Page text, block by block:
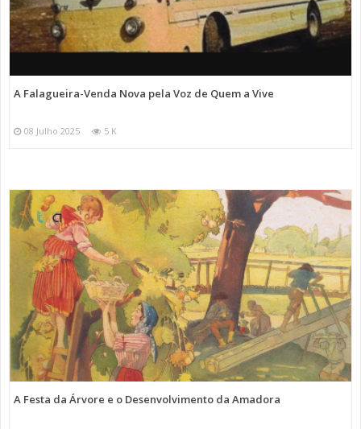
A Falagueira-Venda Nova pela Voz de Quem a Vive
08 Julho 2025 5 K
A Festa da Árvore e o Desenvolvimento da Amadora